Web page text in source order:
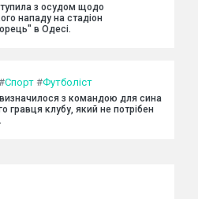
з осудом щодо
нападу на стадіон
в Одесі.
Спорт #Футболіст
з командою для сина
гравця клубу, який не потрібен